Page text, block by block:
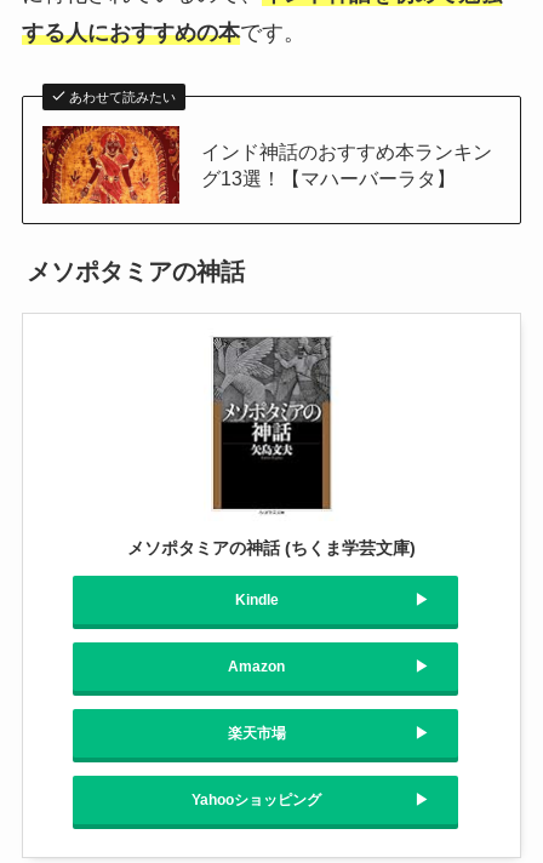
する人におすすめの本です。
あわせて読みたい
インド神話のおすすめ本ランキン
グ13選！【マハーバーラタ】
メソポタミアの神話
メソポタミアの神話 (ちくま学芸文庫)
Kindle
Amazon
楽天市場
Yahooショッピング